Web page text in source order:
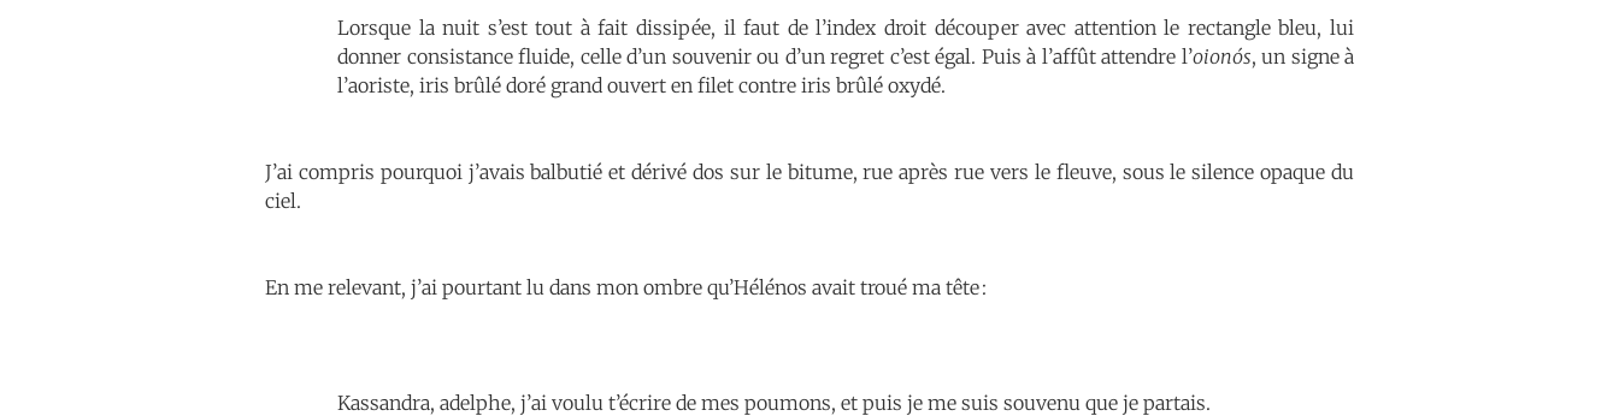
Lorsque la nuit s’est tout à fait dissipée, il faut de l’index droit découper avec attention le rectangle bleu, lui
donner consistance fluide, celle d’un souvenir ou d’un regret c’est égal. Puis à l’affût attendre l’oionós, un signe à
l’aoriste, iris brûlé doré grand ouvert en filet contre iris brûlé oxydé.
J’ai compris pourquoi j’avais balbutié et dérivé dos sur le bitume, rue après rue vers le fleuve, sous le silence opaque du
ciel.
En me relevant, j’ai pourtant lu dans mon ombre qu’Hélénos avait troué ma tête :
Kassandra, adelphe, j’ai voulu t’écrire de mes poumons, et puis je me suis souvenu que je partais.